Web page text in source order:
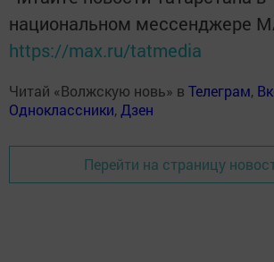
национальном мессенджере
https://max.ru/tatmedia
Читай «Волжскую новь» в Телеграм,
Одноклассники, Дзен
Перейти на страницу